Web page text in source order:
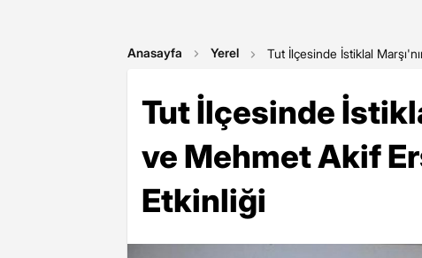
Anasayfa Yerel Tut İlçesinde İstiklal
Tut İlçesinde
ve Mehmet Akif
Etkinliği